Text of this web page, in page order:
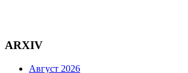
ARXIV
Август 2026